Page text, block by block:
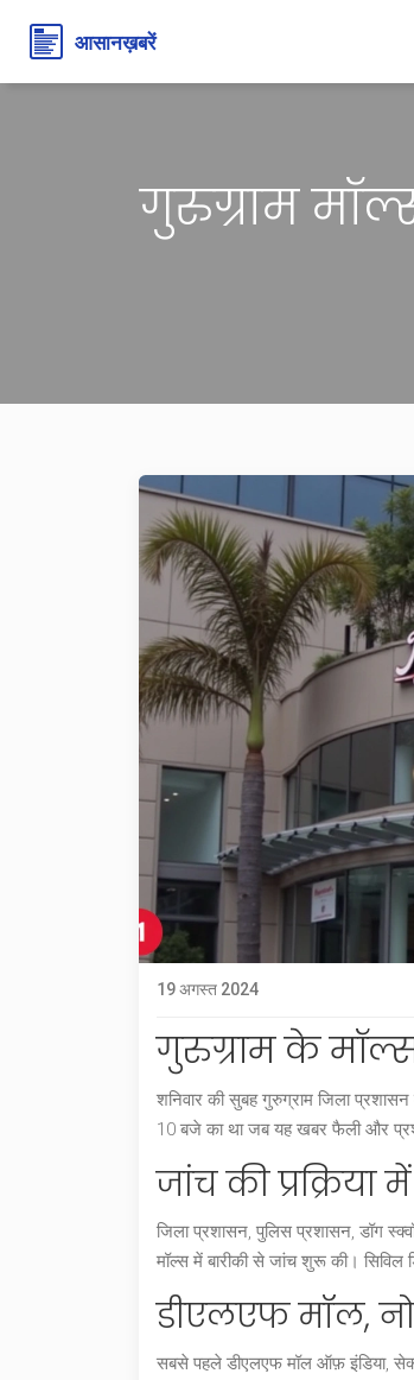
गुरुग्राम
19 अगस्त 2024
गुरुग्राम के
शनिवार की सुबह गुरुग्राम जिला
10 बजे का था जब यह खबर फैली और
जांच की प्रक्रिया
जिला प्रशासन, पुलिस प्रशासन, डॉग
मॉल्स में बारीकी से जांच शुरू की।
डीएलएफ मॉल,
सबसे पहले डीएलएफ मॉल ऑफ़ इंडिया,